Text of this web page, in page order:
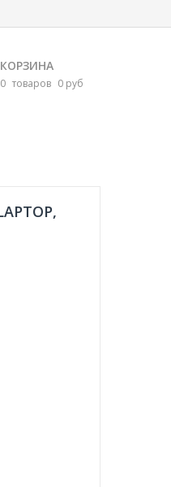
КОРЗИНА
0 товаров 0 руб